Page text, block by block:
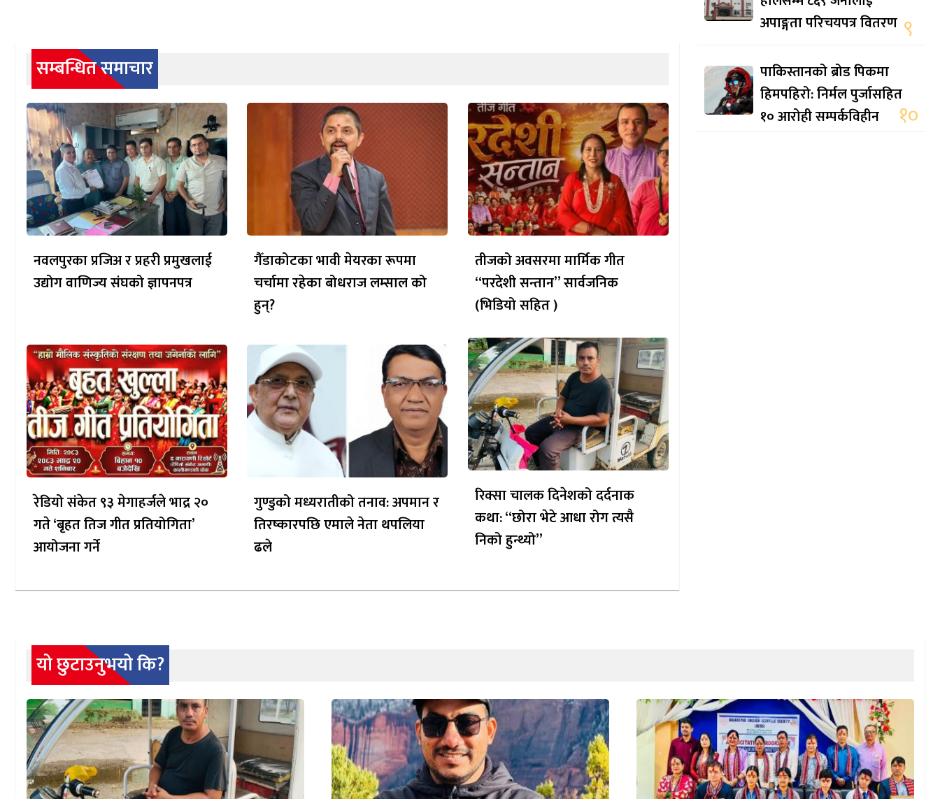
सम्बन्धित समाचार
नवलपुरका प्रजिअ र प्रहरी प्रमुखलाई
उद्योग वाणिज्य संघको ज्ञापनपत्र
गैँडाकोटका भावी मेयरका रूपमा
चर्चामा रहेका बोधराज लम्साल को
हुन्?
तीजको अवसरमा मार्मिक गीत
“परदेशी सन्तान” सार्वजनिक
(भिडियो सहित )
रेडियो संकेत ९३ मेगाहर्जले भाद्र २०
गते ‘बृहत तिज गीत प्रतियोगिता’
आयोजना गर्ने
गुण्डुको मध्यरातीको तनाव: अपमान र
तिरष्कारपछि एमाले नेता थपलिया
ढले
रिक्सा चालक दिनेशको दर्दनाक
कथा: “छोरा भेटे आधा रोग त्यसै
निको हुन्थ्यो”
अपाङ्गता परिचयपत्र वितरण ९
पाकिस्तानको ब्रोड पिकमा
हिमपहिरो: निर्मल पुर्जासहित
१० आरोही सम्पर्कविहीन
१०
यो छुटाउनुभयो कि?